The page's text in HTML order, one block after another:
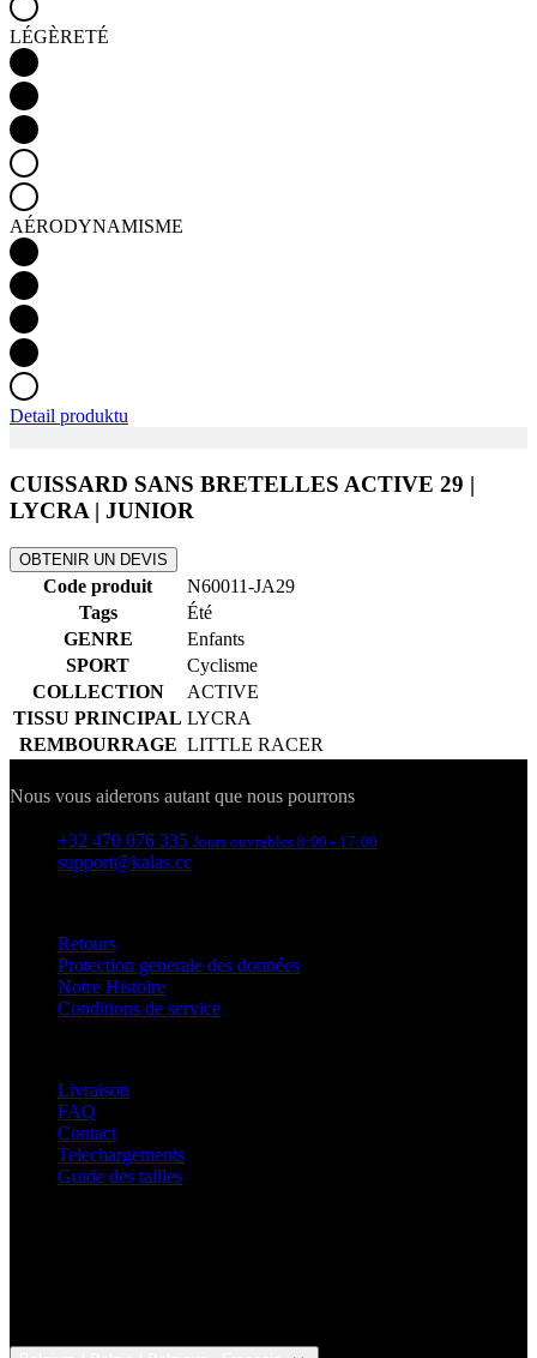
LÉGÈRETÉ
AÉRODYNAMISME
Detail produktu
CUISSARD SANS BRETELLES ACTIVE 29 |
LYCRA | JUNIOR
OBTENIR UN DEVIS
Code produit
N60011-JA29
Tags
Été
GENRE
Enfants
SPORT
Cyclisme
COLLECTION
ACTIVE
TISSU PRINCIPAL LYCRA
REMBOURRAGE LITTLE RACER
Nous vous aiderons autant que nous pourrons
+32 470 076 335 Jours ouvrables 8:00 - 17:00
support@kalas.cc
Retours
Protection generale des données
Notre Histoire
Conditions de service
Livraison
FAQ
Contact
Telechargements
Guide des tailles